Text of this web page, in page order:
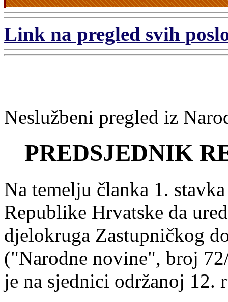
Link na pregled svih
Neslužbeni pregled iz
PREDSJEDNIK
Na temelju članka 1.
Republike Hrvatske da
djelokruga Zastupničkog
("Narodne novine", broj
je na sjednici održanoj 12.